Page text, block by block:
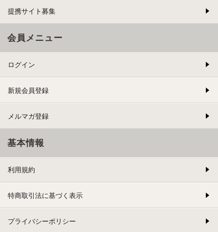
提携サイト募集
会員メニュー
ログイン
新規会員登録
メルマガ登録
基本情報
利用規約
特商取引法に基づく表示
プライバシーポリシー